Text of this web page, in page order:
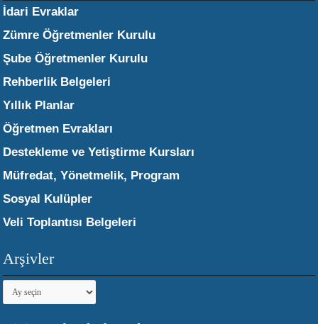
İdari Evraklar
Zümre Öğretmenler Kurulu
Şube Öğretmenler Kurulu
Rehberlik Belgeleri
Yıllık Planlar
Öğretmen Evrakları
Destekleme ve Yetiştirme Kursları
Müfredat, Yönetmelik, Program
Sosyal Kulüpler
Veli Toplantısı Belgeleri
Arşivler
Arşivler